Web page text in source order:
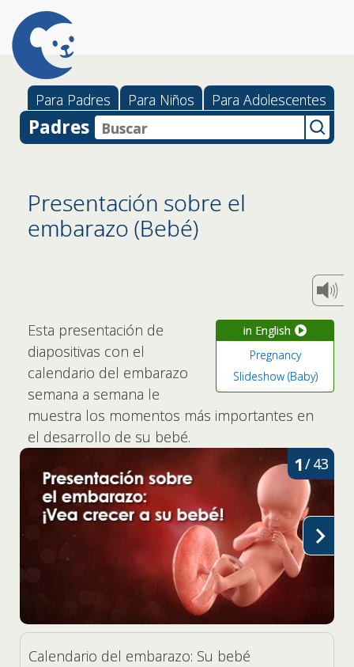
Para Padres Para Niños Para Adolescentes
Padres
Presentación sobre el
embarazo (Bebé)
in English
Pregnancy
Slideshow (Baby)
Esta presentación de
diapositivas con el
calendario del embarazo
semana a semana le
muestra los momentos más importantes en
el desarrollo de su bebé.
Calendario del embarazo: Su bebé
1/43